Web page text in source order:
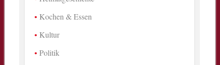
Kochen & Essen
Kultur
Politik